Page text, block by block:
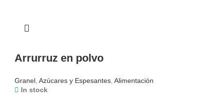
Arrurruz en polvo
Granel Azúcares y Espesantes Alimentación
In stock